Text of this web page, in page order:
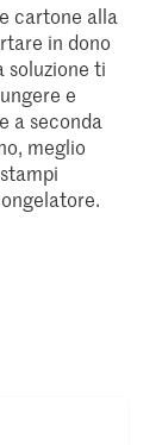
cartone alla
in dono
soluzione ti
e
a seconda
meglio